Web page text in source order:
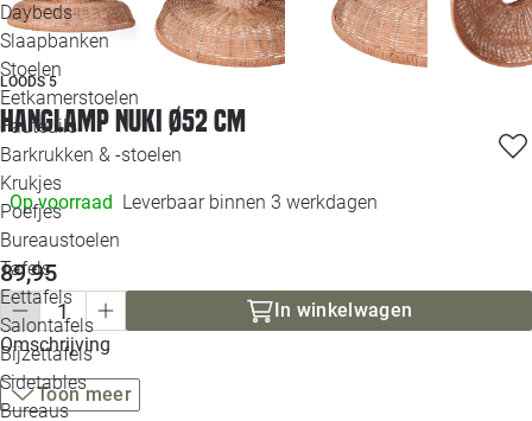
Daybeds
Slaapbanken
Stoelen
Eetkamerstoelen
Fauteuils
Barkrukken & -stoelen
Krukjes
Poefjes
Bureaustoelen
Tafels
Eettafels
Salontafels
Bijzettafels
Sidetables
Bureaus
LOODS 5
Hanglamp Nuki Ø52 cm
Op voorraad Leverbaar binnen 3 werkdagen
89,95
In winkelwagen
Omschrijving
Toon meer